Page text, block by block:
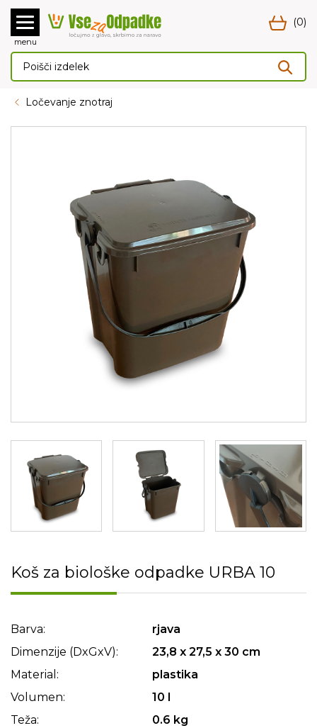
menu
(0)
Ločevanje znotraj
Koš za biološke odpadke URBA 10
Barva:
rjava
Dimenzije (DxGxV):
23,8 x 27,5 x 30 cm
Material:
plastika
Volumen:
10 l
Teža:
0.6 kg